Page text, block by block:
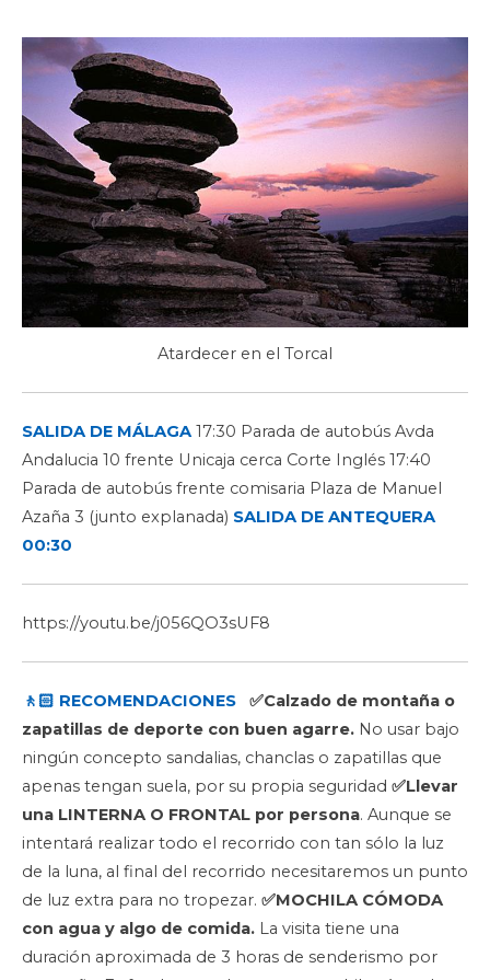
Atardecer en el Torcal
SALIDA DE MÁLAGA17:30 Parada de autobús Avda
Andalucia 10 frente Unicaja cerca Corte Inglés 17:40
Parada de autobús frente comisaria Plaza de Manuel
Azaña 3 (junto explanada) SALIDA DE ANTEQUERA
00:30
https://youtu.be/j056QO3sUF8
🚶🏻 RECOMENDACIONES
✅Calzado de montaña o
zapatillas de deporte con buen agarre. No usar bajo
ningún concepto sandalias, chanclas o zapatillas que
apenas tengan suela, por su propia seguridad ✅Llevar
una LINTERNA O FRONTAL por persona. Aunque se
intentará realizar todo el recorrido con tan sólo la luz
de la luna, al final del recorrido necesitaremos un punto
de luz extra para no tropezar. ✅MOCHILA CÓMODA
con agua y algo de comida. La visita tiene una
duración aproximada de 3 horas de senderismo por